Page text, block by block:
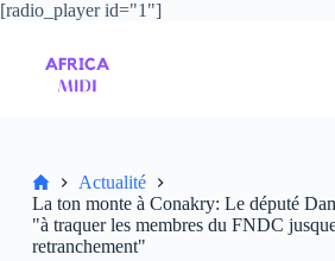
[radio_player id="1"]
P
o
AccueilActualité
La ton monte à Conakry: Le député
"à traquer les membres du FNDC
retranchement"